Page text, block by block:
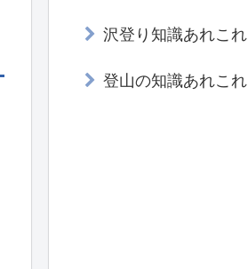
沢登り知識あれこれ
登山の知識あれこれ